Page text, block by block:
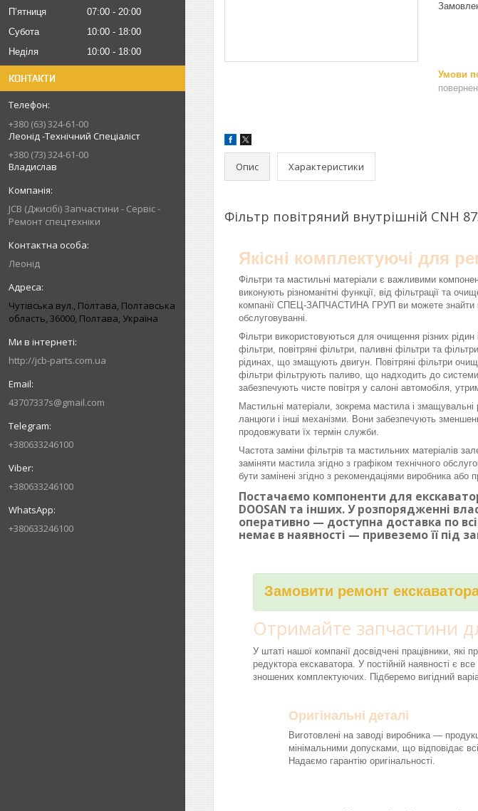
Пʼятниця
07:00
20:00
Субота
10:00
18:00
Неділя
10:00 18:00
КОНТАКТИ
+380 (63) 324-61-00
Леонід -Технічний Спеціаліст
+380 (73) 324-61-00
Владислав
JCB (Джисібі) Запчастини - Сервіс -
Ремонт спецтехніки
Леонід
Чутівська вул., Полтава, Полтавська
область, 36000, Полтава, Україна
http://jcb-parts.com.ua
43707337s@gmail.com
+380633246100
+380633246100
+380633246100
Опис Характеристики
Фільтр повітряний внутрішній CNH
Якісні комплектуючі для
Фільтри та мастильні матеріали є важливими
виконують різноманітні функції, від фільтрації та
компанії СПЕЦ-ЗАПЧАСТИНА ГРУП ви можете знайти
обслуговуванні.
Фільтри використовуються для очищення різних
фільтри, повітряні фільтри, паливні фільтри та
рідинах, що змащують двигун. Повітряні фільтри
фільтри фільтрують паливо, що надходить до
забезпечують чисте повітря у салоні автомобіля,
Мастильні матеріали, зокрема мастила і
ланцюги і інші механізми. Вони забезпечують
продовжувати їх термін служби.
Частота заміни фільтрів та мастильних матеріалів
заміняти мастила згідно з графіком технічного
бути замінені згідно з рекомендаціями виробника або
Постачаємо компоненти для
DOOSAN та інших. У розпорядженні
оперативно — доступна доставка по
немає в наявності — привеземо її під
Замовити ремонт
Отримайте запчастини
У штаті нашої компанії досвідчені працівники,
редуктора екскаватора. У постійній наявності є
зношених комплектуючих. Підберемо вигідний
Оригінальні деталі
Виготовлені на заводі виробника —
мінімальними допусками, що відповідає
Надаємо гарантію оригінальності.